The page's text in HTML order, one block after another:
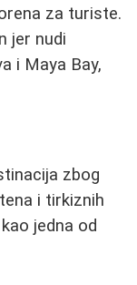
za turiste.
jer nudi
i Maya Bay,
zbog
i tirkiznih
jedna od